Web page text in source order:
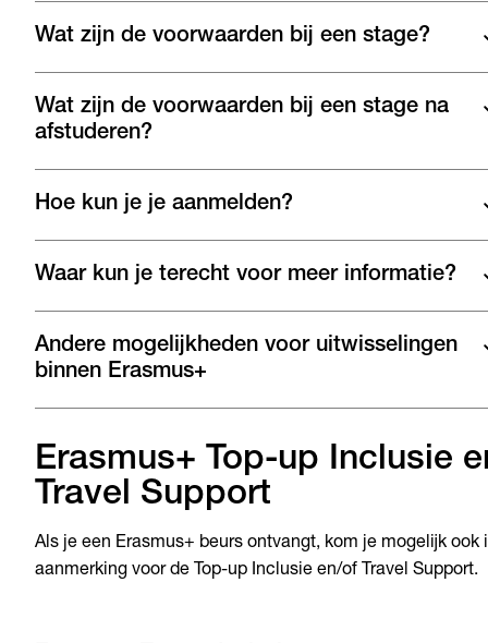
Wat zijn de voorwaarden bij een stage?
Wat zijn de voorwaarden bij een stage na
afstuderen?
Hoe kun je je aanmelden?
Waar kun je terecht voor meer informatie?
Andere mogelijkheden voor uitwisselingen
binnen Erasmus+
Erasmus+ Top-up Inclusie
Travel Support
Als je een Erasmus+ beurs ontvangt, kom je mogelijk ook
aanmerking voor de Top-up Inclusie en/of Travel Support.